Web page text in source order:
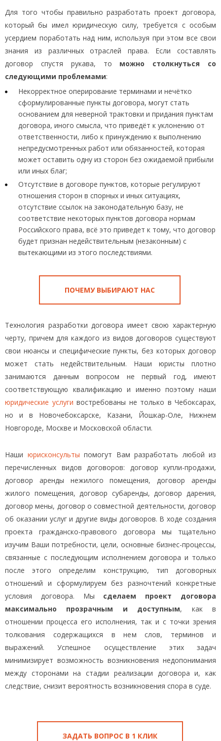
Для того чтобы правильно разработать проект договора,
который бы имел юридическую силу, требуется с особым
усердием поработать над ним, используя при этом все свои
знания из различных отраслей права. Если составлять
договор спустя рукава, то можно столкнуться со
следующими проблемами:
Некорректное оперирование терминами и нечётко
сформулированные пункты договора, могут стать
основанием для неверной трактовки и придания пунктам
договора, иного смысла, что приведёт к уклонению от
ответственности, либо к принуждению к выполнению
непредусмотренных работ или обязанностей, которая
может оставить одну из сторон без ожидаемой прибыли
или иных благ;
Отсутствие в договоре пунктов, которые регулируют
отношения сторон в спорных и иных ситуациях,
отсутствие ссылок на законодательную базу, не
соответствие некоторых пунктов договора нормам
Российского права, всё это приведет к тому, что договор
будет признан недействительным (незаконным) с
вытекающими из этого последствиями.
ПОЧЕМУ ВЫБИРАЮТ НАС
Технология разработки договора имеет свою характерную
черту, причем для каждого из видов договоров существуют
свои нюансы и специфические пункты, без которых договор
может стать недействительным. Наши юристы плотно
занимаются данным вопросом не первый год, имеют
соответствующую квалификацию и именно поэтому наши
юридические услуги востребованы не только в Чебоксарах,
но и в Новочебоксарске, Казани, Йошкар-Оле, Нижнем
Новгороде, Москве и Московской области.
Наши юрисконсульты помогут Вам разработать любой из
перечисленных видов договоров: договор купли-продажи,
договор аренды нежилого помещения, договор аренды
жилого помещения, договор субаренды, договор дарения,
договор мены, договор о совместной деятельности, договор
об оказании услуг и другие виды договоров. В ходе создания
проекта гражданско-правового договора мы тщательно
изучим Ваши потребности, цели, основные бизнес-процессы,
связанные с последующим исполнением договора и только
после этого определим конструкцию, тип договорных
отношений и сформулируем без разночтений конкретные
условия договора. Мы сделаем проект договора
максимально прозрачным и доступным, как в
отношении процесса его исполнения, так и с точки зрения
толкования содержащихся в нем слов, терминов и
выражений. Успешное осуществление этих задач
минимизирует возможность возникновения недопонимания
между сторонами на стадии реализации договора и, как
следствие, снизит вероятность возникновения спора в суде.
ЗАДАТЬ ВОПРОС В 1 КЛИК